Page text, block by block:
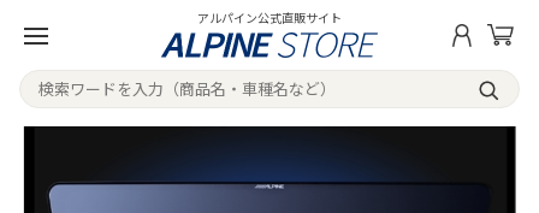
アルパイン公式直販サイト